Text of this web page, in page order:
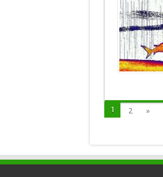
1 2 »